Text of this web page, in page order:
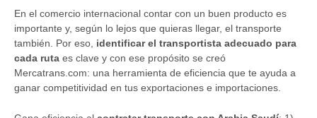
En el comercio internacional contar con un buen producto es
importante y, según lo lejos que quieras llegar, el transporte
también. Por eso, identificar el transportista adecuado para
cada ruta es clave y con ese propósito se creó
Mercatrans.com: una herramienta de eficiencia que te ayuda a
ganar competitividad en tus exportaciones e importaciones.